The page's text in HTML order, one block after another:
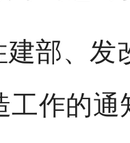
、发改
工作的通